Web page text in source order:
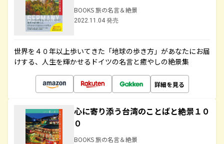
BOOKS 旅の名言＆絶景
2022.11.04 発売
世界を４０年以上歩いてきた「地球の歩き方」があなたにお届
けする、人生を輝かせるドイツの名言と癒やしの絶景集
詳細を見る
心に寄り添う台湾のことばと絶景１０
０
BOOKS 旅の名言＆絶景